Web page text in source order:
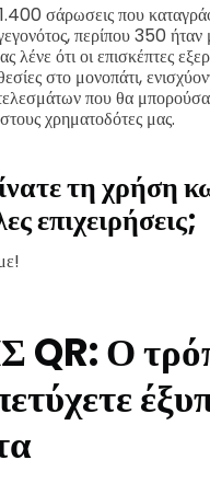
σάρωσεις που
περίπου 350 ήταν
λένε ότι οι επισκέπτες
στο μονοπάτι,
που θα
χρηματοδότες μας.
τη χρήση
επιχειρήσεις;
QR: Ο